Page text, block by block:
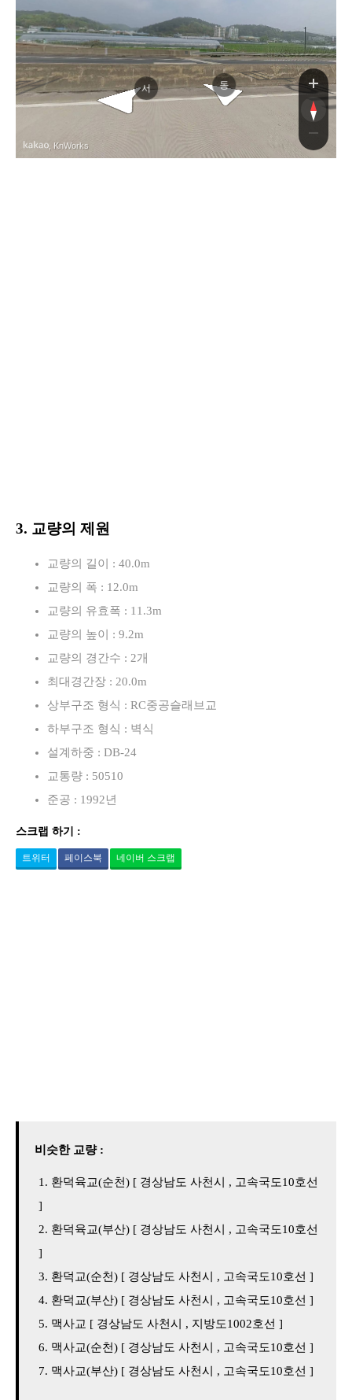
남해고속도로
남해고속도로
서 동
, KnWorks
3. 교량의 제원
교량의 길이 : 40.0m
교량의 폭 : 12.0m
교량의 유효폭 : 11.3m
교량의 높이 : 9.2m
교량의 경간수 : 2개
최대경간장 : 20.0m
상부구조 형식 : RC중공슬래브교
하부구조 형식 : 벽식
설계하중 : DB-24
교통량 : 50510
준공 : 1992년
스크랩 하기 :
트위터 페이스북 네이버 스크랩
비슷한 교량 :
환덕육교(순천) [ 경상남도 사천시 , 고속국도10호선
]
환덕육교(부산) [ 경상남도 사천시 , 고속국도10호선
]
환덕교(순천) [ 경상남도 사천시 , 고속국도10호선 ]
환덕교(부산) [ 경상남도 사천시 , 고속국도10호선 ]
맥사교 [ 경상남도 사천시 , 지방도1002호선 ]
맥사교(순천) [ 경상남도 사천시 , 고속국도10호선 ]
맥사교(부산) [ 경상남도 사천시 , 고속국도10호선 ]